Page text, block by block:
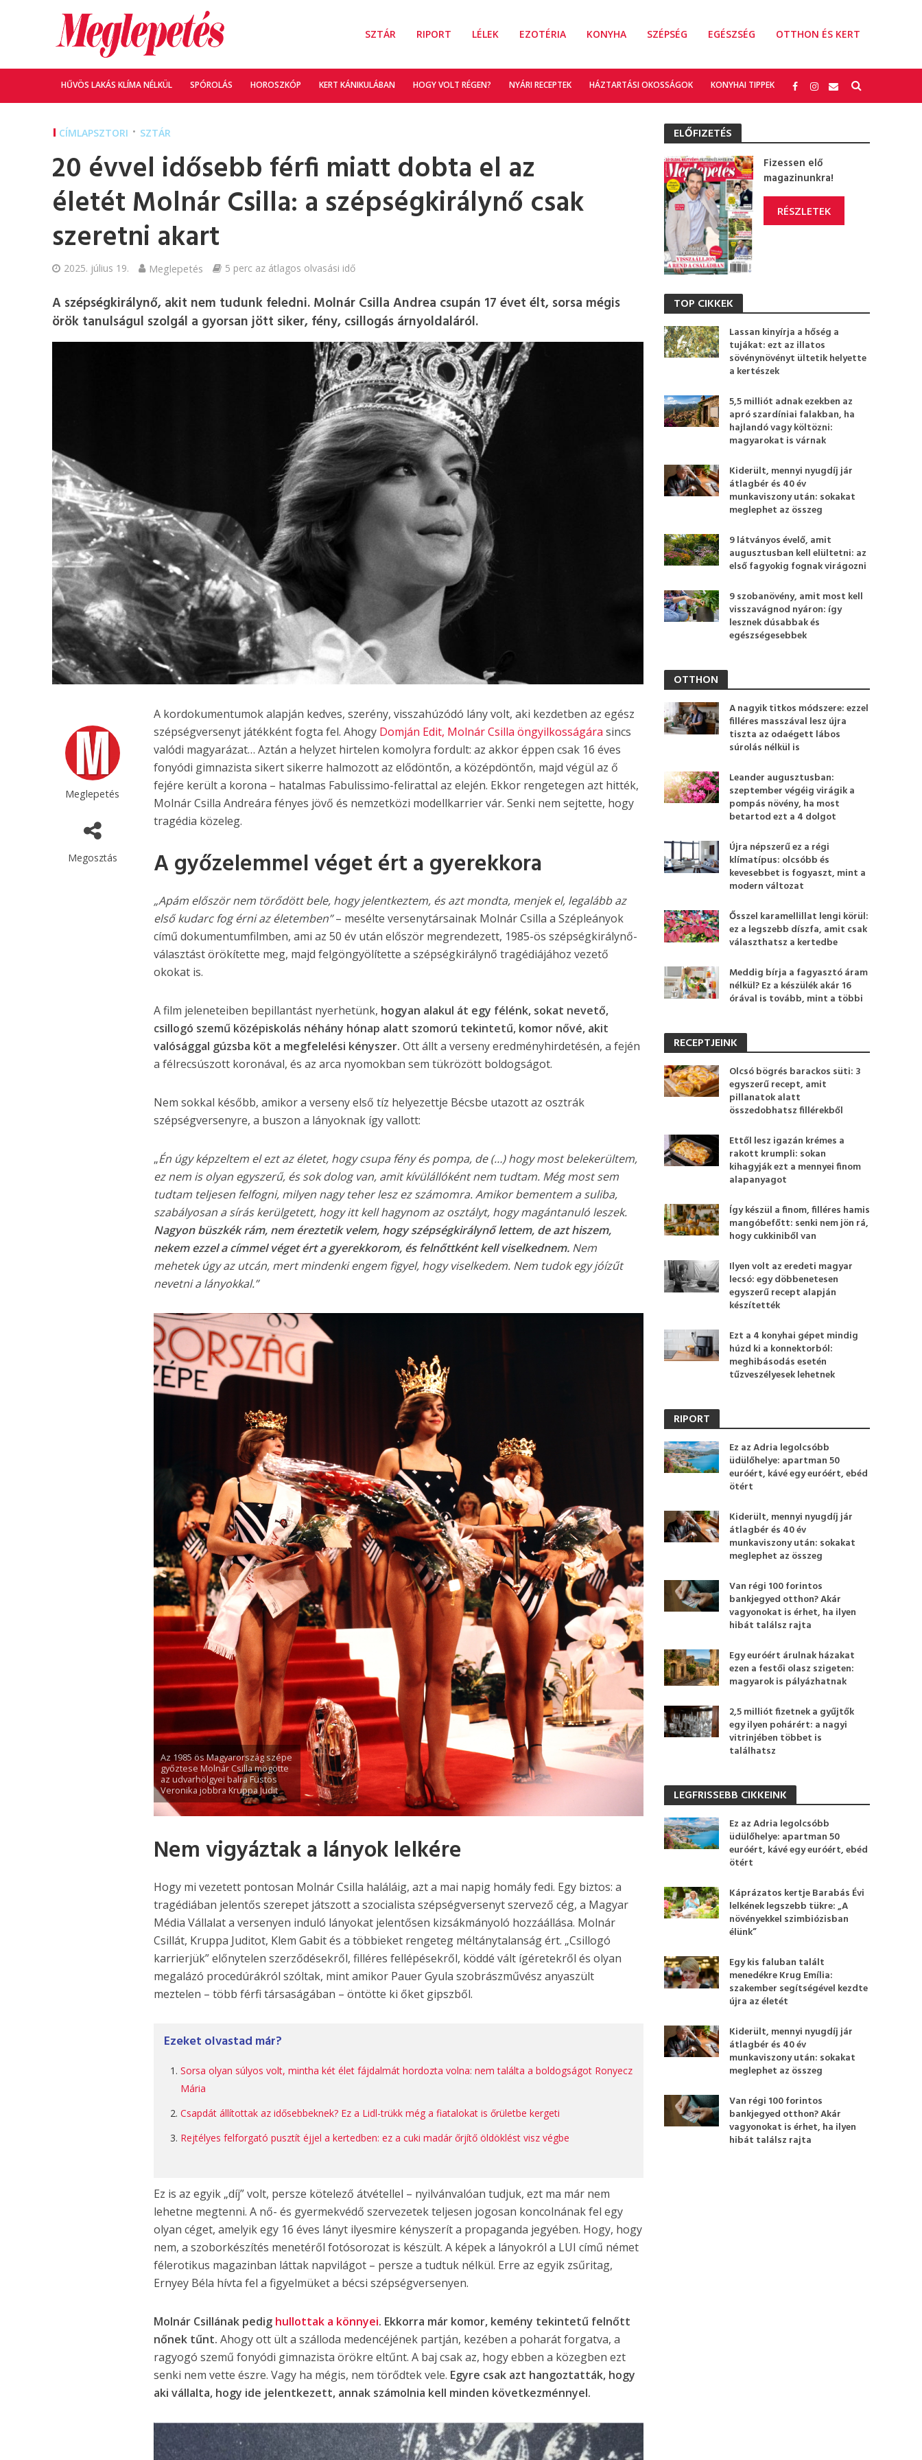
SZTÁR RIPORT LÉLEK EZOTÉRIA KONYHA SZÉPSÉG EGÉSZSÉG OTTHON ÉS KERT
HŰVÖS LAKÁS KLÍMA NÉLKÜL SPÓROLÁS HOROSZKÓP KERT KÁNIKULÁBAN HOGY VOLT RÉGEN? NYÁRI RECEPTEK HÁZTARTÁSI OKOSSÁGOK KONYHAI TIPPEK
CÍMLAPSZTORI • SZTÁR
20 évvel idősebb férfi miatt dobta el az
életét Molnár Csilla: a szépségkirálynő csak
szeretni akart
2025. július 19. Meglepetés 5 perc az átlagos olvasási idő
A szépségkirálynő, akit nem tudunk feledni. Molnár Csilla Andrea csupán 17 évet élt, sorsa mégis
örök tanulságul szolgál a gyorsan jött siker, fény, csillogás árnyoldaláról.
Meglepetés
Megosztás
A kordokumentumok alapján kedves, szerény, visszahúzódó lány volt, aki kezdetben az egész
szépségversenyt játékként fogta fel. Ahogy Domján Edit, Molnár Csilla öngyilkosságára sincs
valódi magyarázat… Aztán a helyzet hirtelen komolyra fordult: az akkor éppen csak 16 éves
fonyódi gimnazista sikert sikerre halmozott az elődöntőn, a középdöntőn, majd végül az ő
fejére került a korona – hatalmas Fabulissimo-felirattal az elején. Ekkor rengetegen azt hitték,
Molnár Csilla Andreára fényes jövő és nemzetközi modellkarrier vár. Senki nem sejtette, hogy
tragédia közeleg.
A győzelemmel véget ért a gyerekkora
„Apám először nem törődött bele, hogy jelentkeztem, és azt mondta, menjek el, legalább az
első kudarc fog érni az életemben”– mesélte versenytársainak Molnár Csilla a Szépleányok
című dokumentumfilmben, ami az 50 év után először megrendezett, 1985-ös szépségkirálynő-
választást örökítette meg, majd felgöngyölítette a szépségkirálynő tragédiájához vezető
okokat is.
A film jeleneteiben bepillantást nyerhetünk, hogyan alakul át egy félénk, sokat nevető,
csillogó szemű középiskolás néhány hónap alatt szomorú tekintetű, komor nővé, akit
valósággal gúzsba köt a megfelelési kényszer. Ott állt a verseny eredményhirdetésén, a fején
a félrecsúszott koronával, és az arca nyomokban sem tükrözött boldogságot.
Nem sokkal később, amikor a verseny első tíz helyezettje Bécsbe utazott az osztrák
szépségversenyre, a buszon a lányoknak így vallott:
„Én úgy képzeltem el ezt az életet, hogy csupa fény és pompa, de (…) hogy most belekerültem,
ez nem is olyan egyszerű, és sok dolog van, amit kívülállóként nem tudtam. Még most sem
tudtam teljesen felfogni, milyen nagy teher lesz ez számomra. Amikor bementem a suliba,
szabályosan a sírás kerülgetett, hogy itt kell hagynom az osztályt, hogy magántanuló leszek.
Nagyon büszkék rám, nem éreztetik velem, hogy szépségkirálynő lettem, de azt hiszem,
nekem ezzel a címmel véget ért a gyerekkorom, és felnőttként kell viselkednem. Nem
mehetek úgy az utcán, mert mindenki engem figyel, hogy viselkedem. Nem tudok egy jóízűt
nevetni a lányokkal.”
Az 1985 ös Magyarország szépe
győztese Molnár Csilla mögötte
az udvarhölgyei balra Füstös
Veronika jobbra Kruppa Judit
Nem vigyáztak a lányok lelkére
Hogy mi vezetett pontosan Molnár Csilla haláláig, azt a mai napig homály fedi. Egy biztos: a
tragédiában jelentős szerepet játszott a szocialista szépségversenyt szervező cég, a Magyar
Média Vállalat a versenyen induló lányokat jelentősen kizsákmányoló hozzáállása. Molnár
Csillát, Kruppa Juditot, Klem Gabit és a többieket rengeteg méltánytalanság ért. „Csillogó
karrierjük” előnytelen szerződésekről, filléres fellépésekről, köddé vált ígéretekről és olyan
megalázó procedúrákról szóltak, mint amikor Pauer Gyula szobrászművész anyaszült
meztelen – több férfi társaságában – öntötte ki őket gipszből.
Ezeket olvastad már?
Sorsa olyan súlyos volt, mintha két élet fájdalmát hordozta volna: nem találta a boldogságot Ronyecz
Mária
Csapdát állítottak az idősebbeknek? Ez a Lidl-trükk még a fiatalokat is őrületbe kergeti
Rejtélyes felforgató pusztít éjjel a kertedben: ez a cuki madár őrjítő öldöklést visz végbe
Ez is az egyik „díj” volt, persze kötelező átvétellel – nyilvánvalóan tudjuk, ezt ma már nem
lehetne megtenni. A nő- és gyermekvédő szervezetek teljesen jogosan koncolnának fel egy
olyan céget, amelyik egy 16 éves lányt ilyesmire kényszerít a propaganda jegyében. Hogy, hogy
nem, a szoborkészítés menetéről fotósorozat is készült. A képek a lányokról a LUI című német
félerotikus magazinban láttak napvilágot – persze a tudtuk nélkül. Erre az egyik zsűritag,
Ernyey Béla hívta fel a figyelmüket a bécsi szépségversenyen.
Molnár Csillának pedig hullottak a könnyei. Ekkorra már komor, kemény tekintetű felnőtt
nőnek tűnt. Ahogy ott ült a szálloda medencéjének partján, kezében a poharát forgatva, a
ragyogó szemű fonyódi gimnazista örökre eltűnt. A baj csak az, hogy ebben a közegben ezt
senki nem vette észre. Vagy ha mégis, nem törődtek vele. Egyre csak azt hangoztatták, hogy
aki vállalta, hogy ide jelentkezett, annak számolnia kell minden következménnyel.
ELŐFIZETÉS
Fizessen elő
magazinunkra!
RÉSZLETEK
TOP CIKKEK
Lassan kinyírja a hőség a
tujákat: ezt az illatos
sövénynövényt ültetik helyette
a kertészek
5,5 milliót adnak ezekben az
apró szardíniai falakban, ha
hajlandó vagy költözni:
magyarokat is várnak
Kiderült, mennyi nyugdíj jár
átlagbér és 40 év
munkaviszony után: sokakat
meglephet az összeg
9 látványos évelő, amit
augusztusban kell elültetni: az
első fagyokig fognak virágozni
9 szobanövény, amit most kell
visszavágnod nyáron: így
lesznek dúsabbak és
egészségesebbek
OTTHON
A nagyik titkos módszere: ezzel
filléres masszával lesz újra
tiszta az odaégett lábos
súrolás nélkül is
Leander augusztusban:
szeptember végéig virágik a
pompás növény, ha most
betartod ezt a 4 dolgot
Újra népszerű ez a régi
klímatípus: olcsóbb és
kevesebbet is fogyaszt, mint a
modern változat
Ősszel karamellillat lengi körül:
ez a legszebb díszfa, amit csak
választhatsz a kertedbe
Meddig bírja a fagyasztó áram
nélkül? Ez a készülék akár 16
órával is tovább, mint a többi
RECEPTJEINK
Olcsó bögrés barackos süti: 3
egyszerű recept, amit
pillanatok alatt
összedobhatsz fillérekből
Ettől lesz igazán krémes a
rakott krumpli: sokan
kihagyják ezt a mennyei finom
alapanyagot
Így készül a finom, filléres hamis
mangóbefőtt: senki nem jön rá,
hogy cukkiniből van
Ilyen volt az eredeti magyar
lecsó: egy döbbenetesen
egyszerű recept alapján
készítették
Ezt a 4 konyhai gépet mindig
húzd ki a konnektorból:
meghibásodás esetén
tűzveszélyesek lehetnek
RIPORT
Ez az Adria legolcsóbb
üdülőhelye: apartman 50
euróért, kávé egy euróért, ebéd
ötért
Kiderült, mennyi nyugdíj jár
átlagbér és 40 év
munkaviszony után: sokakat
meglephet az összeg
Van régi 100 forintos
bankjegyed otthon? Akár
vagyonokat is érhet, ha ilyen
hibát találsz rajta
Egy euróért árulnak házakat
ezen a festői olasz szigeten:
magyarok is pályázhatnak
2,5 milliót fizetnek a gyűjtők
egy ilyen pohárért: a nagyi
vitrinjében többet is
találhatsz
LEGFRISSEBB CIKKEINK
Ez az Adria legolcsóbb
üdülőhelye: apartman 50
euróért, kávé egy euróért, ebéd
ötért
Káprázatos kertje Barabás Évi
lelkének legszebb tükre: „A
növényekkel szimbiózisban
élünk”
Egy kis faluban talált
menedékre Krug Emília:
szakember segítségével kezdte
újra az életét
Kiderült, mennyi nyugdíj jár
átlagbér és 40 év
munkaviszony után: sokakat
meglephet az összeg
Van régi 100 forintos
bankjegyed otthon? Akár
vagyonokat is érhet, ha ilyen
hibát találsz rajta